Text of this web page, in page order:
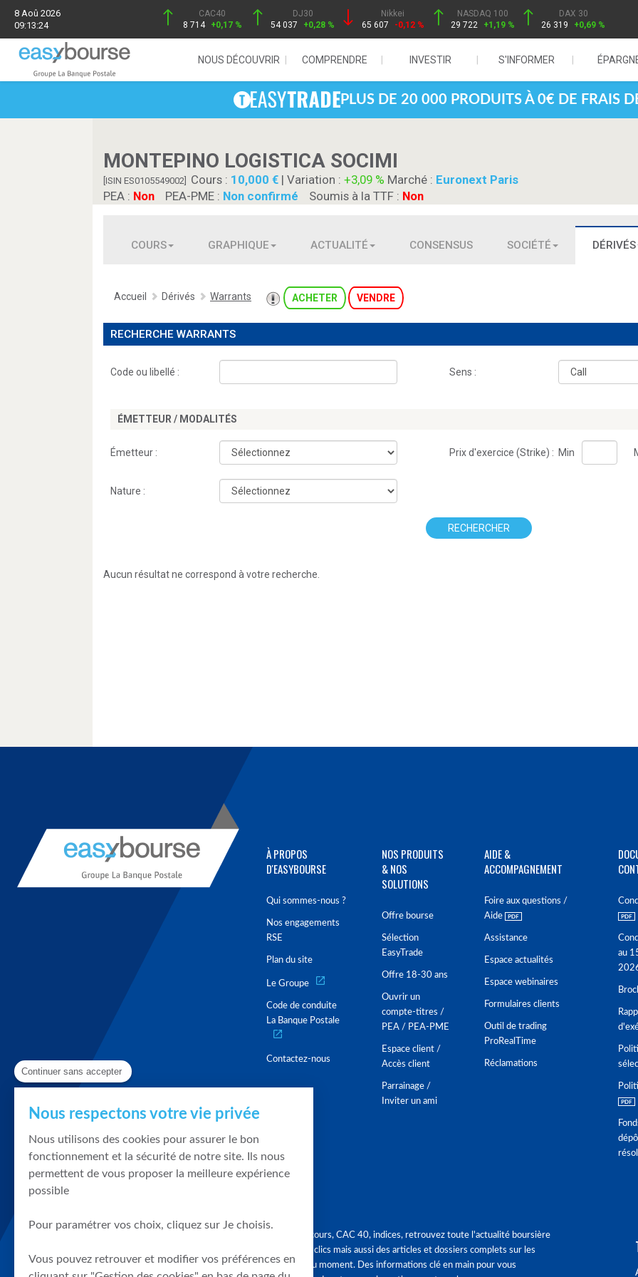
8 Aoû 2026
09:13:24
CAC40
8 714 +0,17 %
DJ30
54 037
+0,28 %
Nikkei
65 607
-0,12 %
NASDAQ 100
29 722
+1,19 %
DAX 30
26 319
+0,69 %
NOUS DÉCOUVRIR COMPRENDRE INVESTIR S'INFORMER
PLUS DE 20 000 PRODUITS À 0€ DE FRAIS
MONTEPINO LOGISTICA SOCIMI
[ISIN ES0105549002] Cours : 10,000 | Variation : +3,09 % Marché : Euronext Paris
PEA : Non PEA-PME : Non confirmé Soumis à la TTF : Non
COURS GRAPHIQUE ACTUALITÉ CONSENSUS SOCIÉTÉ DÉRIVÉS
Accueil Dérivés Warrants ACHETER VENDRE
RECHERCHE WARRANTS
Code ou libellé : Sens :
ÉMETTEUR / MODALITÉS
Émetteur : Prix d'exercice (Strike) : Min
Nature :
RECHERCHER
Aucun résultat ne correspond à votre recherche.
À PROPOS
D'EASYBOURSE
Qui sommes-nous ?
Nos engagements
RSE
Plan du site
Le Groupe
Code de conduite
La Banque Postale
Contactez-nous
NOS PRODUITS
& NOS
SOLUTIONS
Offre bourse
Sélection
EasyTrade
Offre 18-30 ans
Ouvrir un
compte-titres /
PEA / PEA-PME
Espace client /
Accès client
Parrainage /
Inviter un ami
AIDE &
ACCOMPAGNEMENT
Foire aux questions /
Aide
Assistance
Espace actualités
Espace webinaires
Formulaires clients
Outil de trading
ProRealTime
Réclamations
au
Graphique, cours, CAC 40, indices, retrouvez toute l'actualité boursière
en quelques clics mais aussi des articles et dossiers complets sur les
tendances du moment. Des informations clé en main pour vous
Continuer sans accepter
Nous respectons votre vie privée
Nous utilisons des cookies pour assurer le bon
fonctionnement et la sécurité de notre site. Ils nous
permettent de vous proposer la meilleure expérience
possible
Pour paramétrer vos choix, cliquez sur Je choisis.
Vous pouvez retrouver et modifier vos préférences en